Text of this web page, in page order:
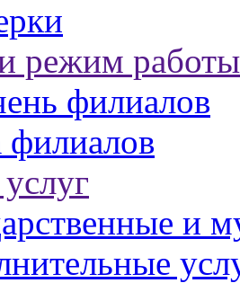
режим работы
филиалов
филиалов
и